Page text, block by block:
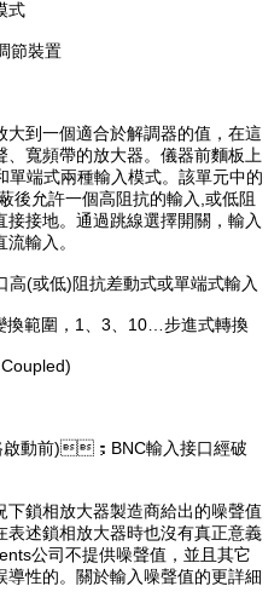
式
節裝置
一個適合於解調器的值，在這
、寬頻帶的放大器。儀器前麵板上
式兩種輸入模式。該單元中的
後允許一個高阻抗的輸入,或低阻
。通過跳線選擇開關，輸入
入。
高(或低)阻抗差動式或單端式輸入
，1、3、10…步進式轉換
啟動前)；BNC輸入接口經破
下鎖相放大器製造商給出的噪聲值
在表述鎖相放大器時也沒有真正意義
公司不提供噪聲值，並且其它
性的。關於輸入噪聲值的更詳細